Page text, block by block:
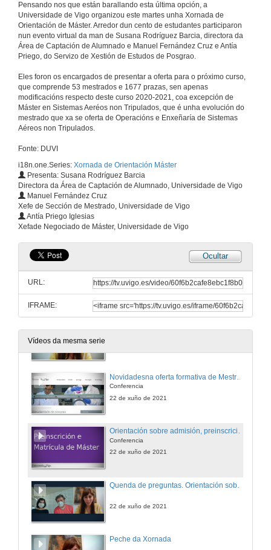
Pensando nos que están barallando esta última opción, a
Universidade de Vigo organizou este martes unha Xornada de
Orientación de Máster. Arredor dun cento de estudantes participaron
nun evento virtual da man de Susana Rodríguez Barcia, directora da
Área de Captación de Alumnado e Manuel Fernández Cruz e Antía
Priego, do Servizo de Xestión de Estudos de Posgrao.
Eles foron os encargados de presentar a oferta para o próximo curso,
que comprende 53 mestrados e 1677 prazas, sen apenas
modificacións respecto deste curso 2020-2021, coa excepción de
Máster en Sistemas Aeréos non Tripulados, que é unha evolución do
mestrado que xa se oferta de Operacións e Enxeñaría de Sistemas
Aéreos non Tripulados.
Fonte: DUVI
i18n.one.Series: Xornada de Orientación Máster
Presenta: Susana Rodríguez Barcia
Directora da Área de Captación de Alumnado, Universidade de Vigo
Manuel Fernández Cruz
Xefe de Sección de Mestrado, Universidade de Vigo
Antía Priego Iglesias
Xefade Negociado de Máster, Universidade de Vigo
Ocultar
URL:
IFRAME:
Vídeos da mesma serie
Conferencia
22 de xuño de 2021
Orientación sobre admisión, preinscrición e matrícula
Conferencia
22 de xuño de 2021
22 de xuño de 2021
Peche da Xornada